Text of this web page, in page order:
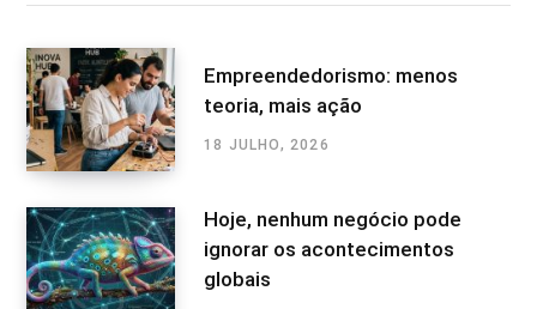
Empreendedorismo: menos
teoria, mais ação
18 JULHO, 2026
Hoje, nenhum negócio pode
ignorar os acontecimentos
globais